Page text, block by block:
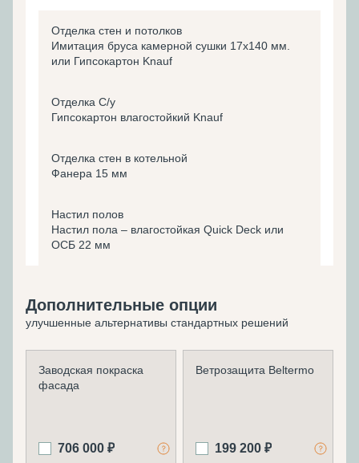
Отделка стен и потолков
Имитация бруса камерной сушки 17х140 мм.
или Гипсокартон Knauf
Отделка С/у
Гипсокартон влагостойкий Knauf
Отделка стен в котельной
Фанера 15 мм
Настил полов
Настил пола – влагостойкая Quick Deck или
ОСБ 22 мм
Дополнительные опции
улучшенные альтернативы стандартных решений
Заводская покраска
фасада
706 000 ₽
Ветрозащита Beltermo
199 200 ₽